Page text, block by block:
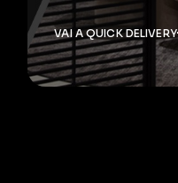
VAI A QUICK DELIVERY